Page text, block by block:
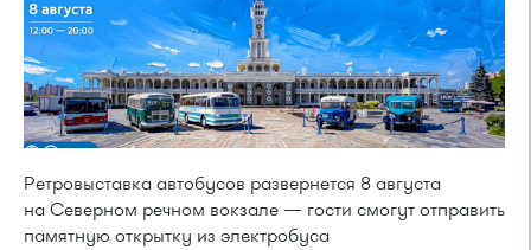
Ретровыставка автобусов развернется 8 августа
на Северном речном вокзале — гости смогут отправить
памятную открытку из электробуса